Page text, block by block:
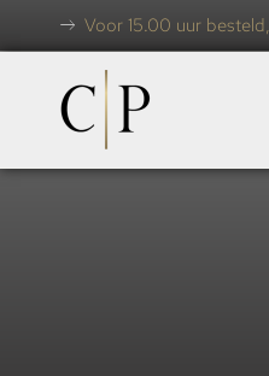
Voor 15.00 uur